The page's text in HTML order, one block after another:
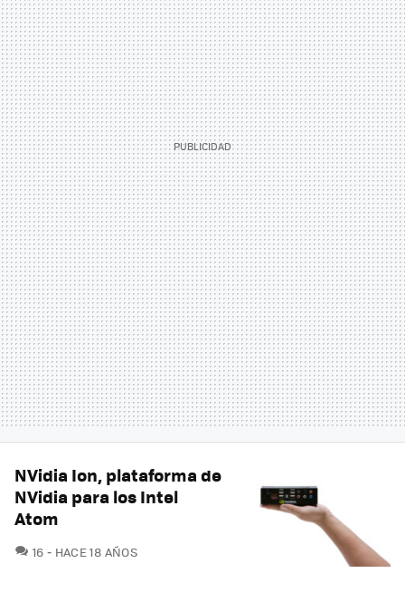
NVidia Ion, plataforma de
NVidia para los Intel
Atom
16 COMENTARIOS
HACE 18 AÑOS